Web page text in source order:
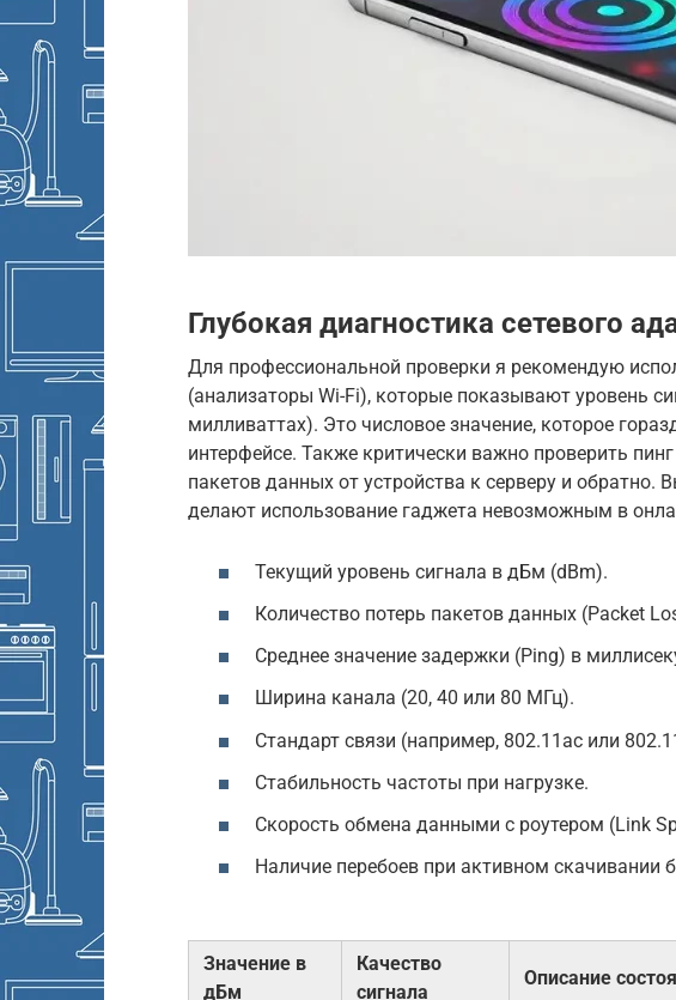
Глубокая диагностика сетевого
Для профессиональной проверки я рекомендую
(анализаторы Wi-Fi), которые показывают уровень
милливаттах). Это числовое значение, которое
интерфейсе. Также критически важно проверить
пакетов данных от устройства к серверу и обратно.
делают использование гаджета невозможным в
Текущий уровень сигнала в дБм (dBm).
Количество потерь пакетов данных (Packet
Среднее значение задержки (Ping) в
Ширина канала (20, 40 или 80 МГц).
Стандарт связи (например, 802.11ac или
Стабильность частоты при нагрузке.
Скорость обмена данными с роутером (Link
Наличие перебоев при активном скачивании
Значение в
дБм
Качество
сигнала
Описание